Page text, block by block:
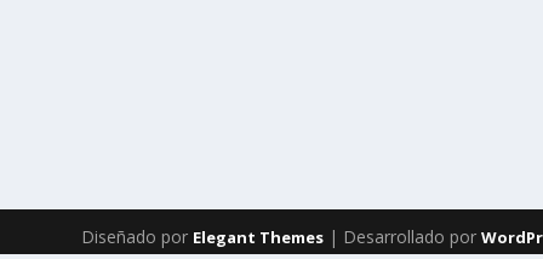
Diseñado por Elegant Themes | Desarrollado por